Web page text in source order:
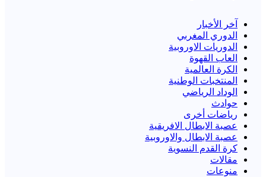
آخر الأخبار
الدوري المغربي
الدوريات الاوروبية
العاب القهوة
الكرة العالمية
المنتخبات الوطنية
الوداد الرياضي
حوادث
رياضات أخرى
عصبة الابطال الافريقية
عصبة الابطال والاوروبية
كرة القدم النسوية
مقالات
منوعات